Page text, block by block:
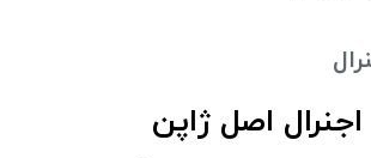
اصل ژاپن